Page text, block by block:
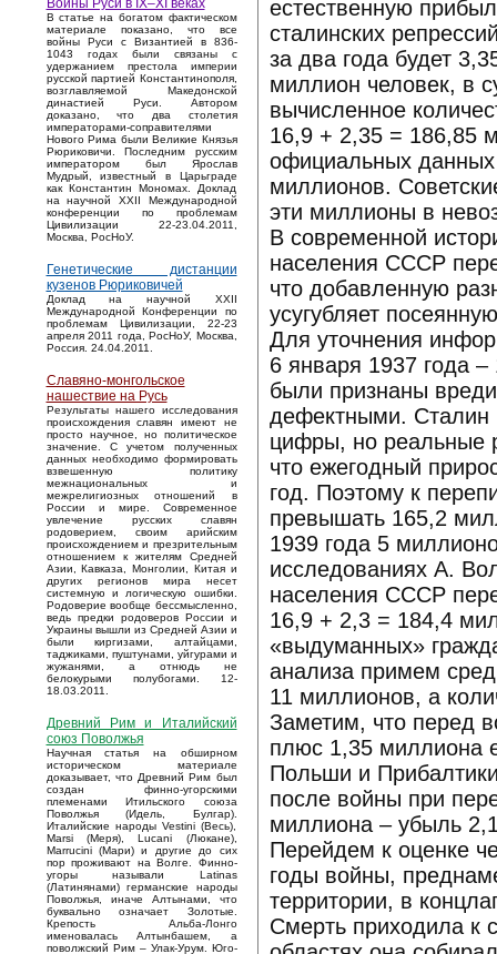
Войны Руси в IX–XI веках
В статье на богатом фактическом
материале показано, что все
войны Руси с Византией в 836-
1043 годах были связаны с
удержанием престола империи
русской партией Константинополя,
возглавляемой Македонской
династией Руси. Автором
доказано, что два столетия
императорами-соправителями
Нового Рима были Великие Князья
Рюриковичи. Последним русским
императором был Ярослав
Мудрый, известный в Царьграде
как Константин Мономах. Доклад
на научной XXII Международной
конференции по проблемам
Цивилизации 22-23.04.2011,
Москва, РосНоУ.
Генетические дистанции
кузенов Рюриковичей
Доклад на научной XXII
Международной Конференции по
проблемам Цивилизации, 22-23
апреля 2011 года, РосНоУ, Москва,
Россия. 24.04.2011.
Славяно-монгольское
нашествие на Русь
Результаты нашего исследования
происхождения славян имеют не
просто научное, но политическое
значение. С учетом полученных
данных необходимо формировать
взвешенную политику
межнациональных и
межрелигиозных отношений в
России и мире. Современное
увлечение русских славян
родоверием, своим арийским
происхождением и презрительным
отношением к жителям Средней
Азии, Кавказа, Монголии, Китая и
других регионов мира несет
системную и логическую ошибки.
Родоверие вообще бессмысленно,
ведь предки родоверов России и
Украины вышли из Средней Азии и
были киргизами, алтайцами,
таджиками, пуштунами, уйгурами и
жужанями, а отнюдь не
белокурыми полубогами. 12-
18.03.2011.
Древний Рим и Италийский
союз Поволжья
Научная статья на обширном
историческом материале
доказывает, что Древний Рим был
создан финно-угорскими
племенами Итильского союза
Поволжья (Идель, Булгар).
Италийские народы Vestini (Весь),
Marsi (Меря), Lucani (Люкане),
Marrucini (Мари) и другие до сих
пор проживают на Волге. Финно-
угоры называли Latinas
(Латинянами) германские народы
Поволжья, иначе Алтынами, что
буквально означает Золотые.
Крепость Альба-Лонго
именовалась Алтынбашем, а
поволжский Рим – Улак-Урум. Юго-
естественную
сталинских
за два года будет
миллион человек, в
вычисленное
16,9 + 2,35 = 186,85
официальных
миллионов.
эти миллионы в
В современной
населения СССР
что добавленную
усугубляет
Для уточнения
6 января 1937 года
были признаны
дефектными. Сталин
цифры, но реальные
что ежегодный
год. Поэтому к
превышать 165,2
1939 года 5
исследованиях А.
населения СССР
16,9 + 2,3 = 184,4
«выдуманных»
анализа примем
11 миллионов, а
Заметим, что перед
плюс 1,35 миллиона
Польши и
после войны при
миллиона – убыль
Перейдем к оценке
годы войны,
территории, в
Смерть приходила к